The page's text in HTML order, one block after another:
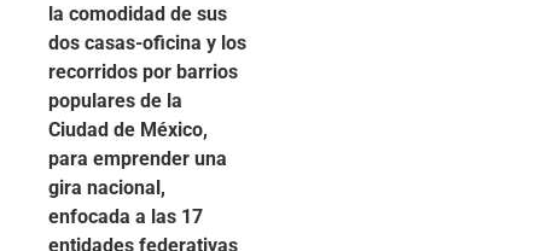
la comodidad de sus
dos casas-oficina y los
recorridos por barrios
populares de la
Ciudad de México,
para emprender una
gira nacional,
enfocada a las 17
entidades federativas